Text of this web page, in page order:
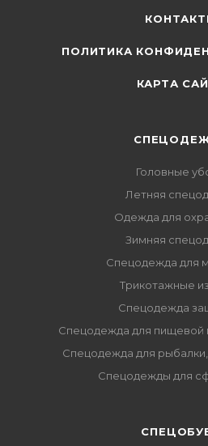
ПОЛИТИКА
КАРТА
Головные
Летняя
Одежда для
Зимняя
Спецодежда для
Трикотажные
Спецодежда
Спецодежда для
Спецодежда для
Спецодежды для